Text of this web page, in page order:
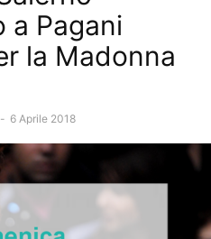
a Pagani
la Madonna
- 6 Aprile 2018